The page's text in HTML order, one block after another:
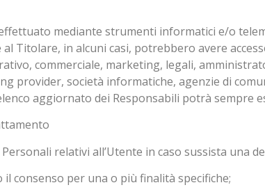
mediante strumenti informatici e/o
Titolare, in alcuni casi, potrebbero avere
commerciale, marketing, legali,
provider, società informatiche, agenzie di
aggiornato dei Responsabili potrà sempre
relativi all’Utente in caso sussista una
il consenso per una o più finalità specifiche;